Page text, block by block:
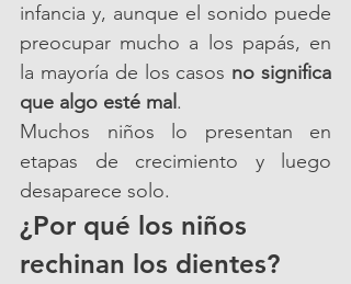
infancia y, aunque el sonido puede
preocupar mucho a los papás, en
la mayoría de los casos no significa
que algo esté mal .
Muchos niños lo presentan en
etapas de crecimiento y luego
desaparece solo.
¿Por qué los niños
rechinan los dientes?